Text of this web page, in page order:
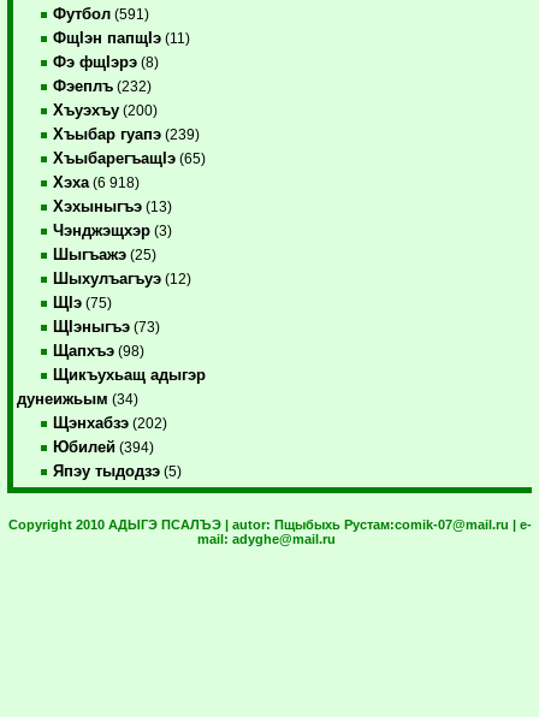
Футбол (591)
ФщIэн папщIэ (11)
Фэ фщIэрэ (8)
Фэеплъ (232)
Хъуэхъу (200)
Хъыбар гуапэ (239)
ХъыбарегъащIэ (65)
Хэха (6 918)
Хэхыныгъэ (13)
Чэнджэщхэр (3)
Шыгъажэ (25)
Шыхулъагъуэ (12)
ЩIэ (75)
ЩIэныгъэ (73)
Щапхъэ (98)
Щикъухьащ адыгэр
дунеижьым (34)
Щэнхабзэ (202)
Юбилей (394)
Япэу тыдодзэ (5)
Copyright 2010 АДЫГЭ ПСАЛЪЭ | autor: Пщыбыхь Рустам:comik-07@mail.ru | e-
mail: adyghe@mail.ru